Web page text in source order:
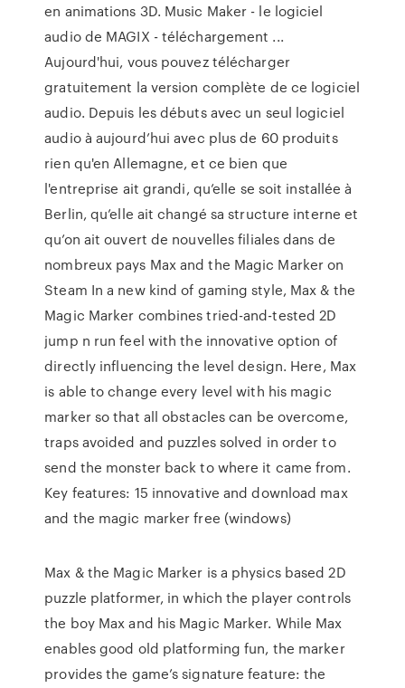
en animations 3D. Music Maker - le logiciel
audio de MAGIX - téléchargement ...
Aujourd'hui, vous pouvez télécharger
gratuitement la version complète de ce logiciel
audio. Depuis les débuts avec un seul logiciel
audio à aujourd’hui avec plus de 60 produits
rien qu'en Allemagne, et ce bien que
l'entreprise ait grandi, qu’elle se soit installée à
Berlin, qu’elle ait changé sa structure interne et
qu’on ait ouvert de nouvelles filiales dans de
nombreux pays Max and the Magic Marker on
Steam In a new kind of gaming style, Max & the
Magic Marker combines tried-and-tested 2D
jump n run feel with the innovative option of
directly influencing the level design. Here, Max
is able to change every level with his magic
marker so that all obstacles can be overcome,
traps avoided and puzzles solved in order to
send the monster back to where it came from.
Key features: 15 innovative and download max
and the magic marker free (windows)
Max & the Magic Marker is a physics based 2D
puzzle platformer, in which the player controls
the boy Max and his Magic Marker. While Max
enables good old platforming fun, the marker
provides the game’s signature feature: the